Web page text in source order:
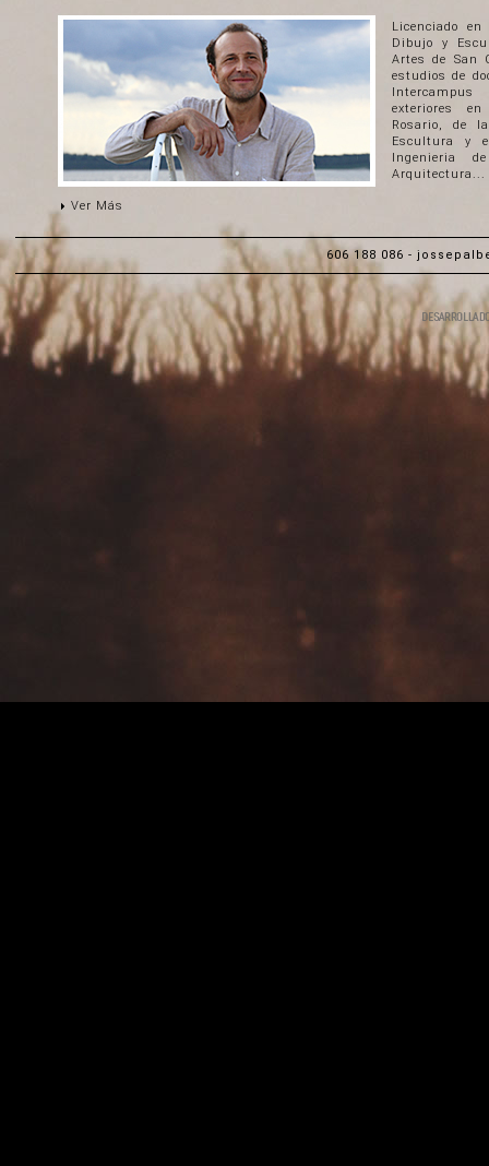
Ver Más
Licenciado
Dibujo y
Artes de San
estudios de
exteriores
Rosario, de
Escultura y
Ingenieria
Arquitectura...
606 188 086 -